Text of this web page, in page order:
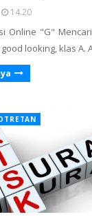
14.20
Online "G"
looking, klas A.